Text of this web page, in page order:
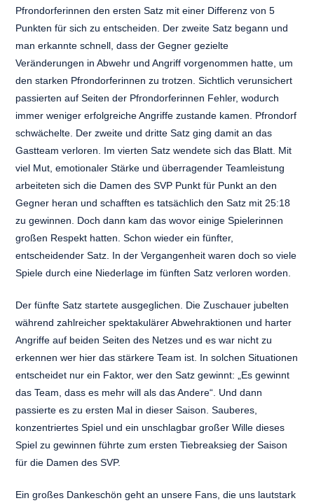
Pfrondorferinnen den ersten Satz mit einer Differenz von 5
Punkten für sich zu entscheiden. Der zweite Satz begann und
man erkannte schnell, dass der Gegner gezielte
Veränderungen in Abwehr und Angriff vorgenommen hatte, um
den starken Pfrondorferinnen zu trotzen. Sichtlich verunsichert
passierten auf Seiten der Pfrondorferinnen Fehler, wodurch
immer weniger erfolgreiche Angriffe zustande kamen. Pfrondorf
schwächelte. Der zweite und dritte Satz ging damit an das
Gastteam verloren. Im vierten Satz wendete sich das Blatt. Mit
viel Mut, emotionaler Stärke und überragender Teamleistung
arbeiteten sich die Damen des SVP Punkt für Punkt an den
Gegner heran und schafften es tatsächlich den Satz mit 25:18
zu gewinnen. Doch dann kam das wovor einige Spielerinnen
großen Respekt hatten. Schon wieder ein fünfter,
entscheidender Satz. In der Vergangenheit waren doch so viele
Spiele durch eine Niederlage im fünften Satz verloren worden.
Der fünfte Satz startete ausgeglichen. Die Zuschauer jubelten
während zahlreicher spektakulärer Abwehraktionen und harter
Angriffe auf beiden Seiten des Netzes und es war nicht zu
erkennen wer hier das stärkere Team ist. In solchen Situationen
entscheidet nur ein Faktor, wer den Satz gewinnt: „Es gewinnt
das Team, dass es mehr will als das Andere“. Und dann
passierte es zu ersten Mal in dieser Saison. Sauberes,
konzentriertes Spiel und ein unschlagbar großer Wille dieses
Spiel zu gewinnen führte zum ersten Tiebreaksieg der Saison
für die Damen des SVP.
Ein großes Dankeschön geht an unsere Fans, die uns lautstark